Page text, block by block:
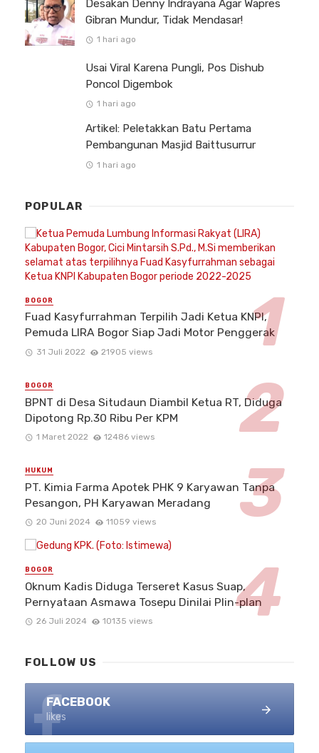
Desakan Denny Indrayana Agar Wapres
Gibran Mundur, Tidak Mendasar!
1 hari ago
Usai Viral Karena Pungli, Pos Dishub
Poncol Digembok
1 hari ago
Artikel: Peletakkan Batu Pertama
Pembangunan Masjid Baittusurrur
1 hari ago
POPULAR
BOGOR
Fuad Kasyfurrahman Terpilih Jadi Ketua KNPI,
Pemuda LIRA Bogor Siap Jadi Motor Penggerak
31 Juli 2022 21905 views
BOGOR
BPNT di Desa Situdaun Diambil Ketua RT, Diduga
Dipotong Rp.30 Ribu Per KPM
1 Maret 2022 12486 views
HUKUM
PT. Kimia Farma Apotek PHK 9 Karyawan Tanpa
Pesangon, PH Karyawan Meradang
20 Juni 2024 11059 views
BOGOR
Oknum Kadis Diduga Terseret Kasus Suap,
Pernyataan Asmawa Tosepu Dinilai Plin-plan
26 Juli 2024 10135 views
FOLLOW US
FACEBOOK
likes